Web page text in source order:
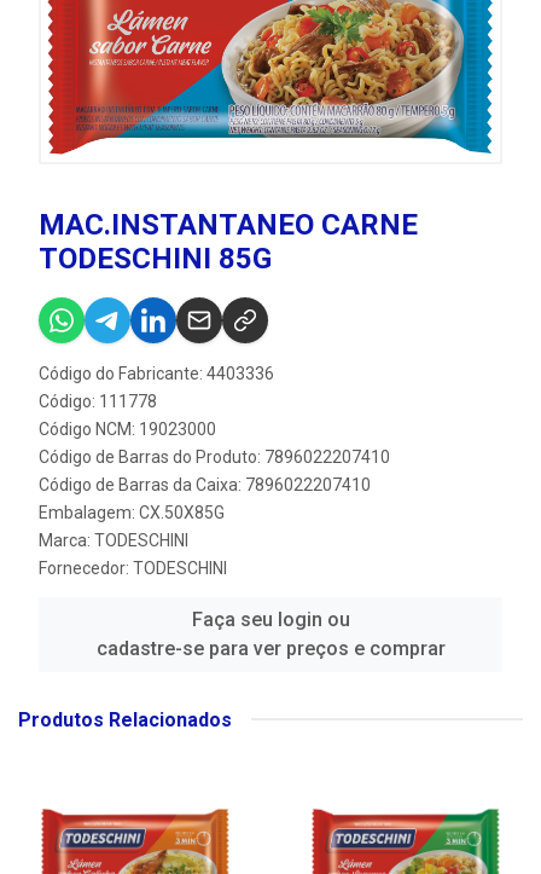
MAC.INSTANTANEO CARNE
TODESCHINI 85G
Código do Fabricante: 4403336
Código: 111778
Código NCM: 19023000
Código de Barras do Produto: 7896022207410
Código de Barras da Caixa: 7896022207410
Embalagem: CX.50X85G
Marca: TODESCHINI
Fornecedor: TODESCHINI
Faça seu login ou
cadastre-se para ver preços e comprar
Produtos Relacionados